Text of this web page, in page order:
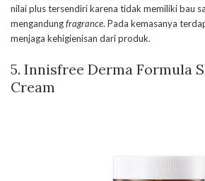
nilai plus tersendiri karena tidak memiliki bau
mengandungfragrance. Pada kemasanya
menjaga kehigienisan dari produk.
5. Innisfree Derma Formula
Cream